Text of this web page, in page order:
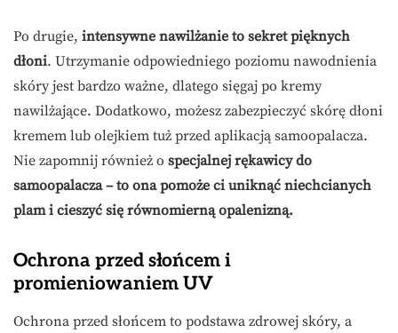
Po drugie, intensywne nawilżanie to sekret pięknych
dłoni. Utrzymanie odpowiedniego poziomu nawodnienia
skóry jest bardzo ważne, dlatego sięgaj po kremy
nawilżające. Dodatkowo, możesz zabezpieczyć skórę dłoni
kremem lub olejkiem tuż przed aplikacją samoopalacza.
Nie zapomnij również o specjalnej rękawicy do
samoopalacza – to ona pomoże ci uniknąć niechcianych
plam i cieszyć się równomierną opalenizną.
Ochrona przed słońcem i
promieniowaniem UV
Ochrona przed słońcem to podstawa zdrowej skóry, a